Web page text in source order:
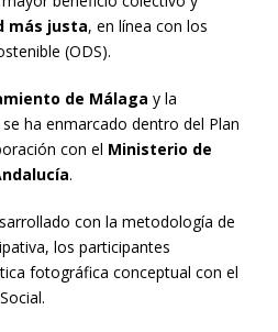
más justa, en línea con los
(ODS).
de Málaga y la
se ha enmarcado dentro del Plan
con el Ministerio de
.
con la metodología de
los participantes
fotográfica conceptual con el